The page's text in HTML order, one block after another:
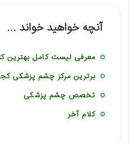
آنچه خواهید خواند ...
معرفی لیست کامل بهترین
برترین مرکز چشم پزشکی
تخصص چشم پزشکی
کلام آخر